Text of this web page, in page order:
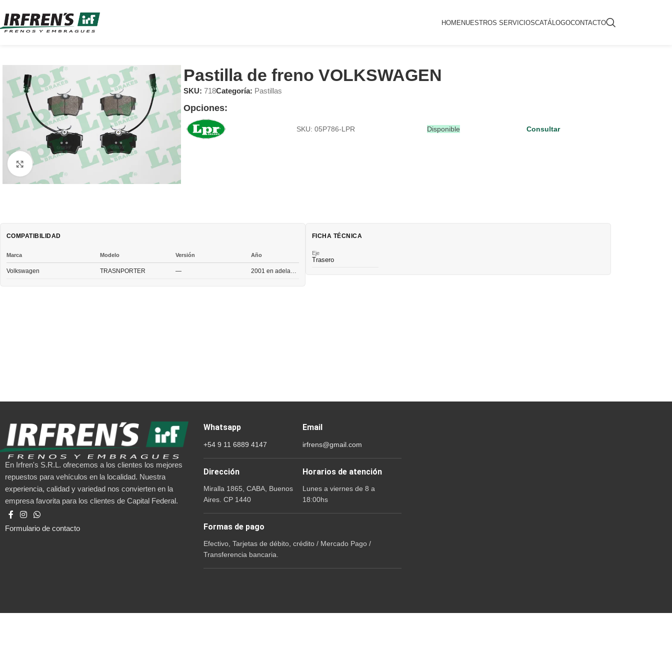
HOMENUESTROS SERVICIOSCATÁLOGOCONTACTO
Clic para ampliar
Pastilla de freno VOLKSWAGEN
SKU: 718Categoría: Pastillas
Opciones:
SKU: 05P786-LPR Disponible Consultar
COMPATIBILIDAD
Marca Modelo Versión Año
Volkswagen TRASNPORTER —
FICHA TÉCNICA
Eje
Trasero
En Irfren's S.R.L. ofrecemos a los clientes los mejores
repuestos para vehículos en la localidad. Nuestra
experiencia, calidad y variedad nos convierten en la
empresa favorita para los clientes de Capital Federal.
Formulario de contacto
Whatsapp
+54 9 11 6889 4147
Email
irfrens@gmail.com
Dirección
Miralla 1865, CABA, Buenos
Aires. CP 1440
Horarios de atención
Lunes a viernes de 8 a
18:00hs
Formas de pago
Efectivo, Tarjetas de débito, crédito / Mercado Pago /
Transferencia bancaria.